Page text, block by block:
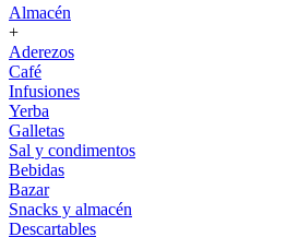
Almacén
+
Aderezos
Café
Infusiones
Yerba
Galletas
Sal y condimentos
Bebidas
Bazar
Snacks y almacén
Descartables